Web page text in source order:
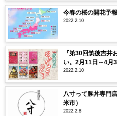
今春の桜の開花予
2022.2.10
『第30回筑後吉井
い。2月11日～4月3
2022.2.10
八寸って豚丼専門
米市）
2022.2.8